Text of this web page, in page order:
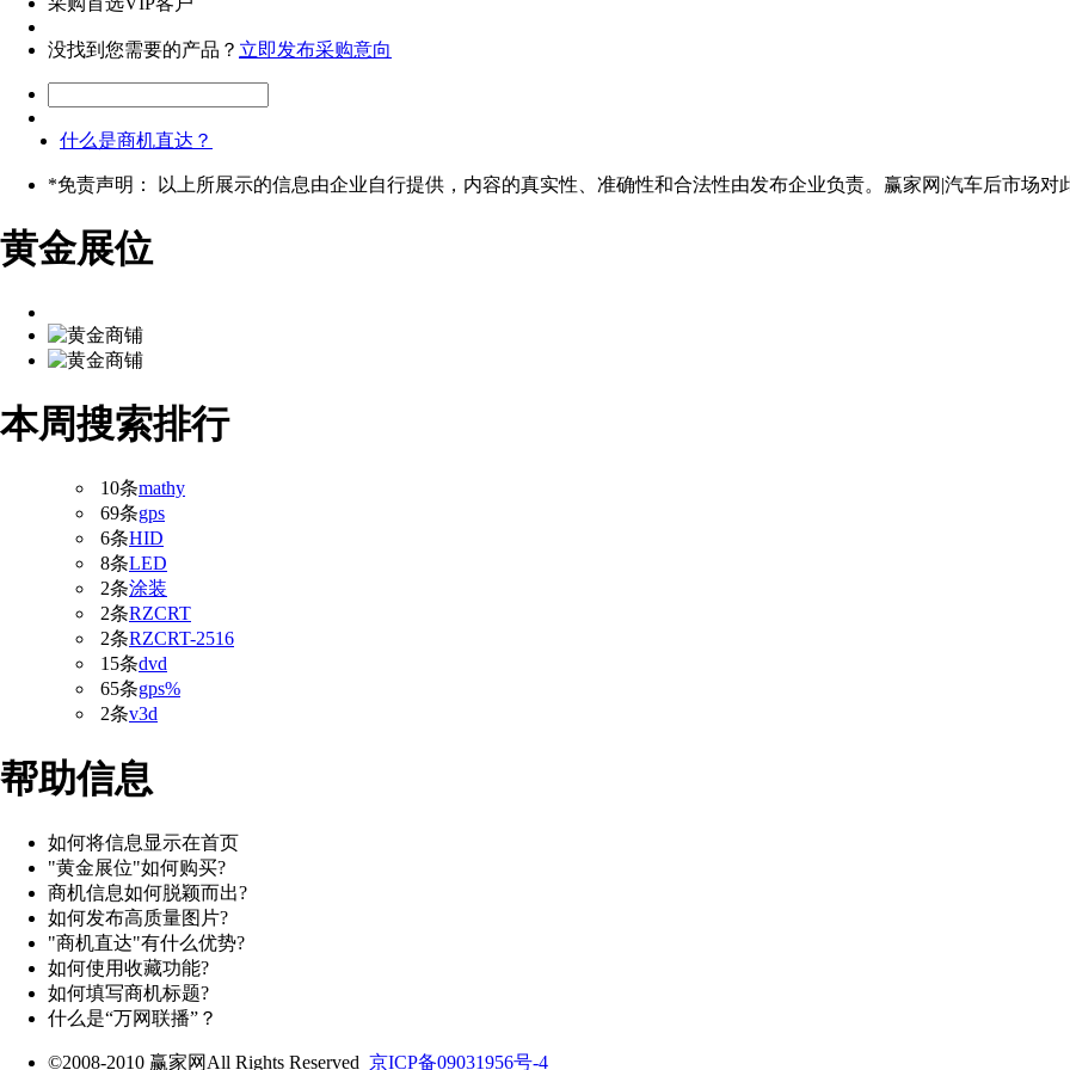
没找到您需要的产品？ 立即发布采购意向
什么是商机直达？
*免责声明： 以上所展示的信息由企业自行提供，内容的真实性、准确性和合法性由发布企业负责。赢家网|汽车后市场对
黄金展位
本周搜索排行
10条mathy
69条gps
6条HID
8条LED
2条涂装
2条RZCRT
2条RZCRT-2516
15条dvd
65条gps%
2条v3d
帮助信息
如何将信息显示在首页
"黄金展位"如何购买?
商机信息如何脱颖而出?
如何发布高质量图片?
"商机直达"有什么优势?
如何使用收藏功能?
如何填写商机标题?
什么是“万网联播”？
©2008-2010 赢家网All Rights Reserved 京ICP备09031956号-4